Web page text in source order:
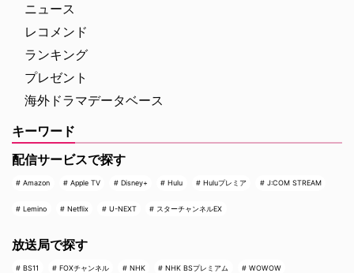
ニュース
レコメンド
ランキング
プレゼント
海外ドラマデータベース
キーワード
配信サービスで探す
Amazon Apple TV Disney+ Hulu Huluプレミア J:COM STREAM
Lemino Netflix U-NEXT スターチャンネルEX
放送局で探す
BS11 FOXチャンネル NHK NHK BSプレミアム WOWOW